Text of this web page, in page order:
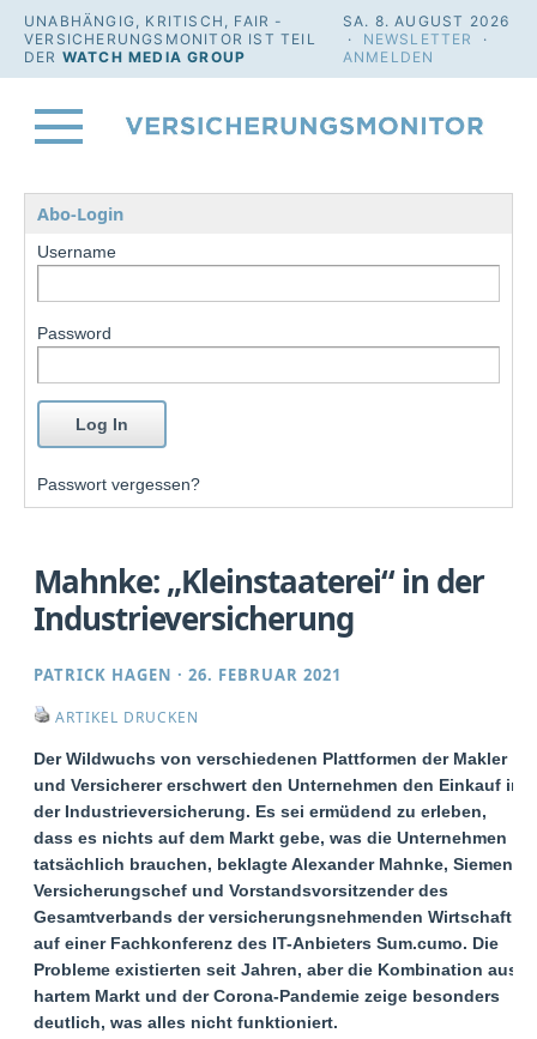
UNABHÄNGIG, KRITISCH, FAIR -
VERSICHERUNGSMONITOR IST TEIL
DER WATCH MEDIA GROUP
SA. 8. AUGUST 2026
· NEWSLETTER
·
ANMELDEN
Abo-Login
Username
Password
Passwort vergessen?
Mahnke: „Kleinstaaterei“ in der
Industrieversicherung
PATRICK HAGEN ·26. FEBRUAR 2021
ARTIKEL DRUCKEN
Der Wildwuchs von verschiedenen Plattformen der Makler
und Versicherer erschwert den Unternehmen den Einkauf in
der Industrieversicherung. Es sei ermüdend zu erleben,
dass es nichts auf dem Markt gebe, was die Unternehmen
tatsächlich brauchen, beklagte Alexander Mahnke, Siemens
Versicherungschef und Vorstandsvorsitzender des
Gesamtverbands der versicherungsnehmenden Wirtschaft,
auf einer Fachkonferenz des IT-Anbieters Sum.cumo. Die
Probleme existierten seit Jahren, aber die Kombination aus
hartem Markt und der Corona-Pandemie zeige besonders
deutlich, was alles nicht funktioniert.